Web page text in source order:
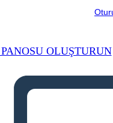
OLUŞTURUN